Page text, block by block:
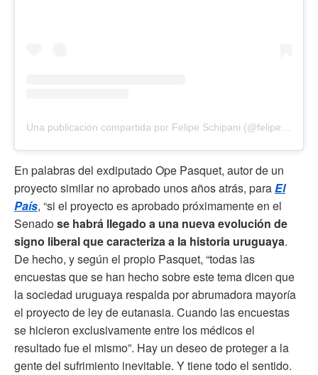
En palabras del exdiputado Ope Pasquet, autor de un
proyecto similar no aprobado unos años atrás, paraEl
País, “si el proyecto es aprobado próximamente en el
Senadose habrá llegado a una nueva evolución de
signo liberal que caracteriza a la historia uruguaya.
De hecho, y según el propio Pasquet, “todas las
encuestas que se han hecho sobre este tema dicen que
la sociedad uruguaya respalda por abrumadora mayoría
el proyecto de ley de eutanasia. Cuando las encuestas
se hicieron exclusivamente entre los médicos el
resultado fue el mismo”. Hay un deseo de proteger a la
gente del sufrimiento inevitable. Y tiene todo el sentido.